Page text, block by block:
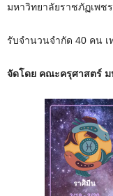
มหาวิทยาลัยราชภัฏเพช
รับจำนวนจำกัด 40 คน เ
จัดโดย คณะครุศาสตร์ ม